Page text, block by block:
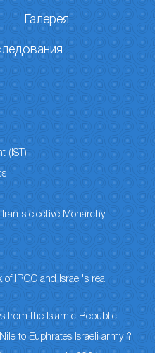
Галерея
(IST)
elective Monarchy
IRGC and Israel's real
from the Islamic Republic
to Euphrates Israeli army ?